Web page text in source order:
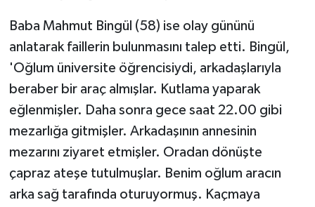
Baba Mahmut Bingül (58) ise olay gününü
anlatarak faillerin bulunmasını talep etti. Bingül,
'Oğlum üniversite öğrencisiydi, arkadaşlarıyla
beraber bir araç almışlar. Kutlama yaparak
eğlenmişler. Daha sonra gece saat 22.00 gibi
mezarlığa gitmişler. Arkadaşının annesinin
mezarını ziyaret etmişler. Oradan dönüşte
çapraz ateşe tutulmuşlar. Benim oğlum aracın
arka sağ tarafında oturuyormuş. Kaçmaya